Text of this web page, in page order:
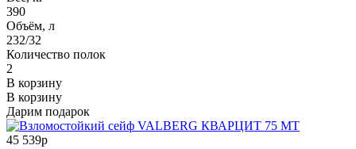
390
Объём, л
232/32
Количество полок
2
В корзину
В корзину
Дарим подарок
45 539р